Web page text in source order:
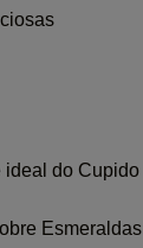
ideal do Cupido
Esmeraldas